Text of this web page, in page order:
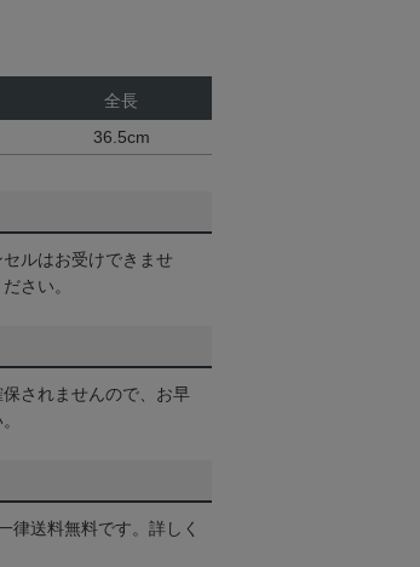
全長
36.5cm
ルはお受けできませ
さい。
されませんので、お早
律送料無料です。詳しく